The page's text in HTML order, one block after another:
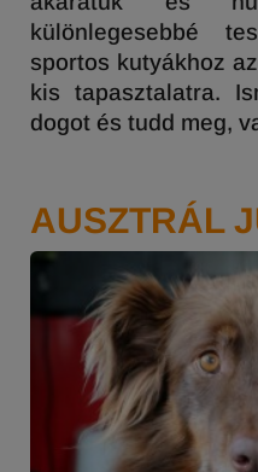
különlegesebbé
sportos kutyákhoz
kis tapasztalatra.
dogot és tudd meg,
AUSZTRÁL